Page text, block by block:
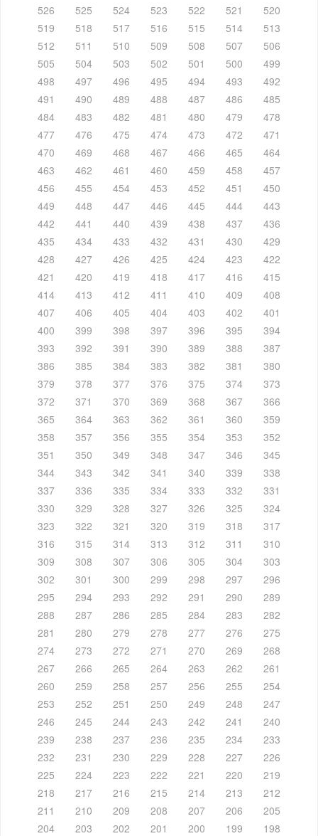
526
525 524 523 522 521
520
519
518 517 516 515 514
513
512
511 510 509 508 507
506
505
504 503 502 501 500
499
498
497 496 495 494 493
492
491
490 489 488 487 486
485
484
483 482 481 480 479
478
477
476 475 474 473 472
471
470
469 468 467 466 465
464
463
462 461 460 459 458
457
456
455 454 453 452 451
450
449
448 447 446 445 444
443
442
441 440 439 438 437
436
435
434 433 432 431 430
429
428
427 426 425 424 423
422
421
420 419 418 417 416
415
414
413 412 411 410 409
408
407
406 405 404 403 402
401
400
399 398 397 396 395
394
393
392 391 390 389 388
387
386
385 384 383 382 381
380
379
378 377 376 375 374
373
372
371 370 369 368 367
366
365
364 363 362 361 360
359
358
357 356 355 354 353
352
351
350 349 348 347 346
345
344
343 342 341 340 339
338
337
336 335 334 333 332
331
330
329 328 327 326 325
324
323
322 321 320 319 318
317
316
315 314 313 312 311
310
309
308 307 306 305 304
303
302
301 300 299 298 297
296
295
294 293 292 291 290
289
288
287 286 285 284 283
282
281
280 279 278 277 276
275
274
273 272 271 270 269
268
267
266 265 264 263 262
261
260
259 258 257 256 255
254
253
252 251 250 249 248
247
246
245 244 243 242 241
240
239
238 237 236 235 234
233
232
231 230 229 228 227
226
225
224 223 222 221 220
219
218
217 216 215 214 213
212
211
210 209 208 207 206
205
204
203 202 201 200 199
198